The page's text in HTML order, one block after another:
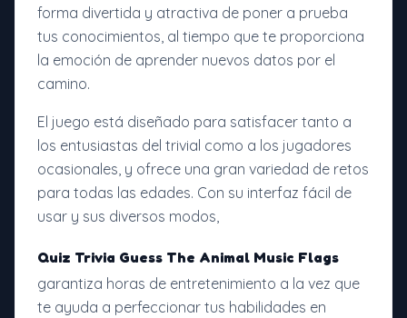
forma divertida y atractiva de poner a prueba
tus conocimientos, al tiempo que te proporciona
la emoción de aprender nuevos datos por el
camino.
El juego está diseñado para satisfacer tanto a
los entusiastas del trivial como a los jugadores
ocasionales, y ofrece una gran variedad de retos
para todas las edades. Con su interfaz fácil de
usar y sus diversos modos,
Quiz Trivia Guess The Animal Music Flags
garantiza horas de entretenimiento a la vez que
te ayuda a perfeccionar tus habilidades en